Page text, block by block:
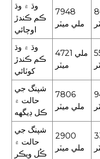
وڌ ۾ وڌ
ڪم ڪندڙ
اوچائي
7948
ملي ميٽر
وڌ ۾ وڌ
ڪم ڪندڙ
کوٽائي
4721 ملي
ميٽر
شپنگ جي
حالت ۾
ڪل ڊيگهه
7806
ملي ميٽر
شپنگ جي
حالت ۾
ڪُل ويڪر
2900
ملي ميٽر